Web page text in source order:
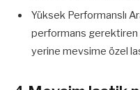
Yüksek Performanslı
performans
yerine mevsime özel